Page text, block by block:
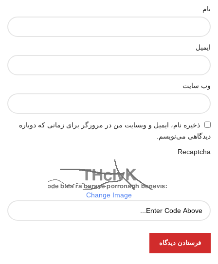
نام
ایمیل
وب‌ سایت
ذخیره نام، ایمیل و وبسایت من در مرورگر برای زمانی که دوباره
دیدگاهی می‌نویسم.
Recaptcha
Change Image